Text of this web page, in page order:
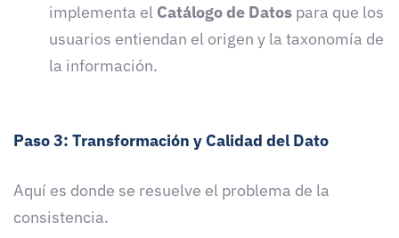
implementa el Catálogo de Datos para que los
usuarios entiendan el origen y la taxonomía de
la información.
Paso 3: Transformación y Calidad del Dato
Aquí es donde se resuelve el problema de la
consistencia.